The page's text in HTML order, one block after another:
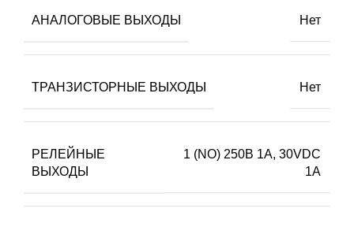
АНАЛОГОВЫЕ ВЫХОДЫ Нет
ТРАНЗИСТОРНЫЕ ВЫХОДЫ Нет
РЕЛЕЙНЫЕ
ВЫХОДЫ
1 (NO) 250В 1А, 30VDC
1А